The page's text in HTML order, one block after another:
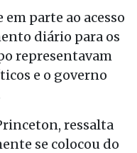
parte ao acesso
diário para os
representavam
e o governo
ressalta
se colocou do